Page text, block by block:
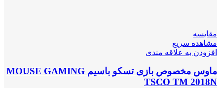
مقایسه
مشاهده سریع
افزودن به علاقه مندی
ماوس مخصوص بازی تسکو باسیم MOUSE GAMING
TSCO TM 2018N